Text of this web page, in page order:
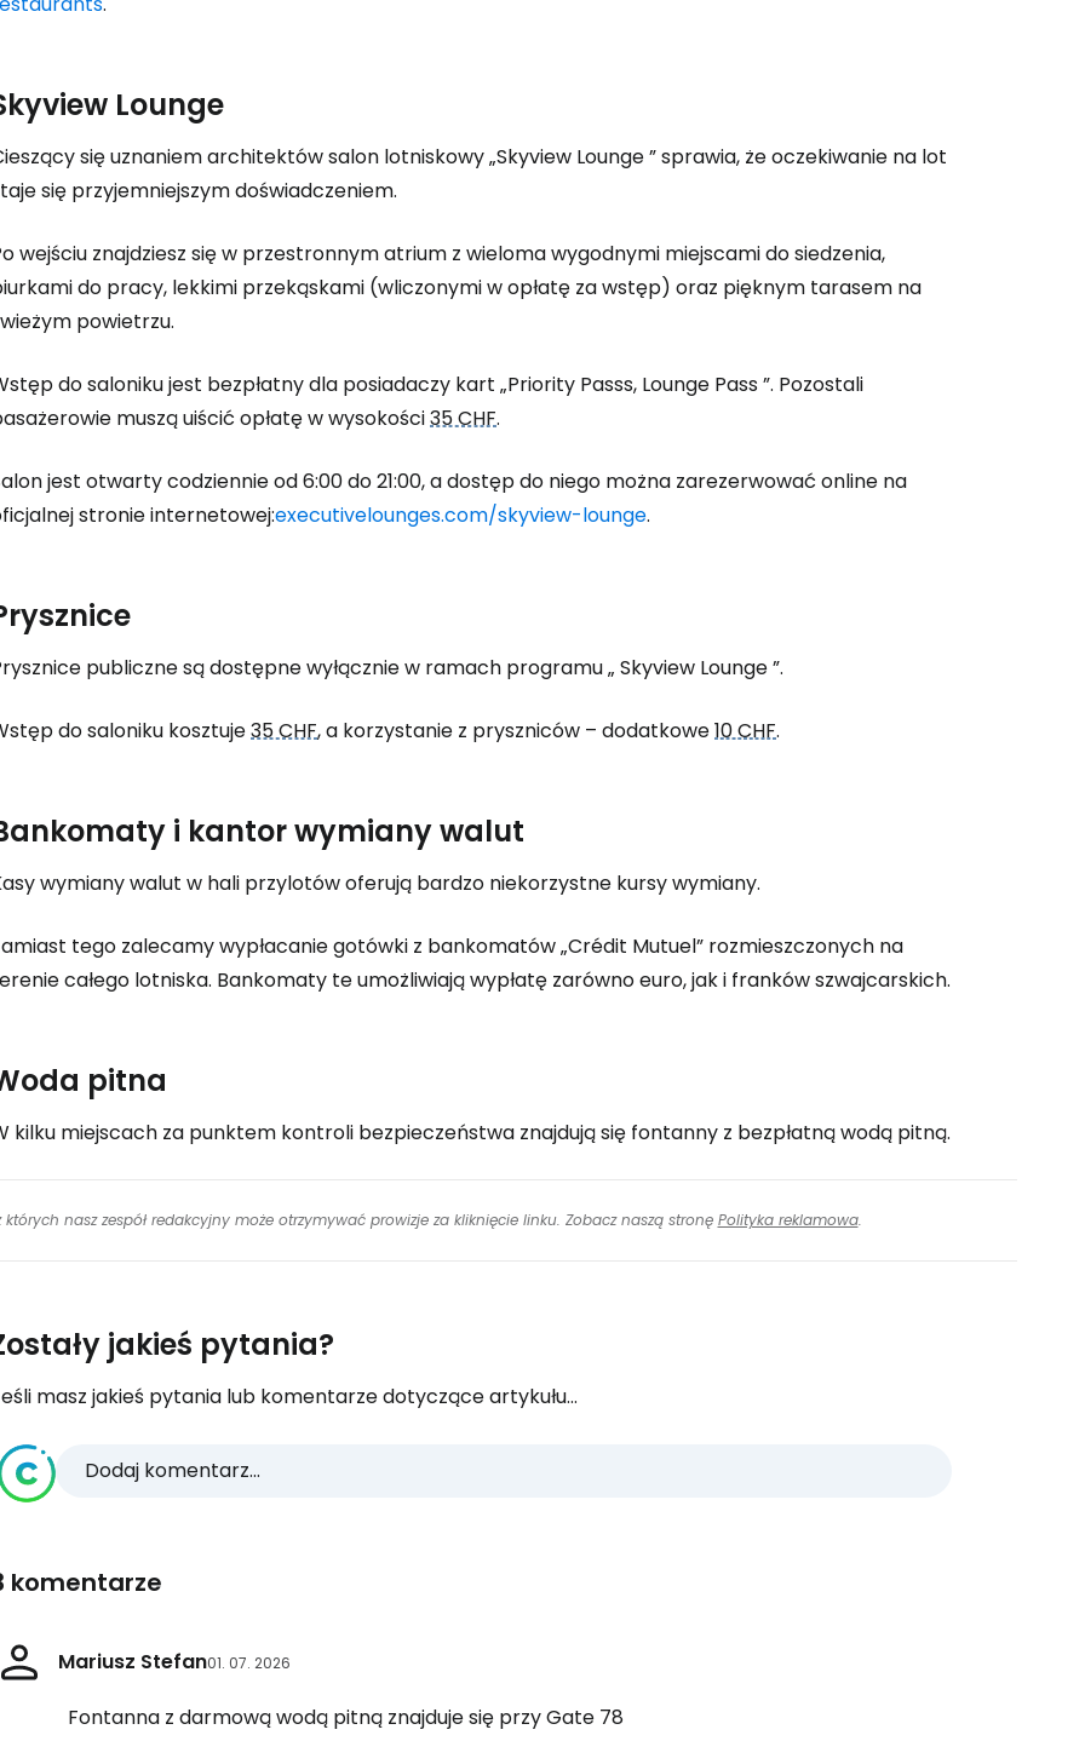
Lounge
się uznaniem architektów salon lotniskowy „Skyview Lounge” sprawia, że oczekiwanie na lot
się przyjemniejszym doświadczeniem.
wejściu znajdziesz się w przestronnym atrium z wieloma wygodnymi miejscami do siedzenia,
do pracy, lekkimi przekąskami (wliczonymi w opłatę za wstęp) oraz pięknym tarasem na
powietrzu.
do saloniku jest bezpłatny dla posiadaczy kart „Priority Passs, Lounge Pass”. Pozostali
muszą uiścić opłatę w wysokości35 CHF.
jest otwarty codziennie od 6:00 do 21:00, a dostęp do niego można zarezerwować online na
stronie internetowej:executivelounges.com/skyview-lounge.
publiczne są dostępne wyłącznie w ramach programu „ Skyview Lounge”.
do saloniku kosztuje35 CHF, a korzystanie z pryszniców – dodatkowe10 CHF.
i kantor wymiany walut
wymiany walut w hali przylotów oferują bardzo niekorzystne kursy wymiany.
tego zalecamy wypłacanie gotówki z bankomatów „Crédit Mutuel” rozmieszczonych na
całego lotniska. Bankomaty te umożliwiają wypłatę zarówno euro, jak i franków szwajcarskich.
pitna
kilku miejscach za punktem kontroli bezpieczeństwa znajdują się fontanny z bezpłatną wodą pitną.
nasz zespół redakcyjny może otrzymywać prowizje za kliknięcie linku. Zobacz naszą stronę Polityka reklamowa.
jakieś pytania?
masz jakieś pytania lub komentarze dotyczące artykułu...
Dodaj komentarz...
komentarze
Mariusz Stefan01. 07. 2026
Fontanna z darmową wodą pitną znajduje się przy Gate 78